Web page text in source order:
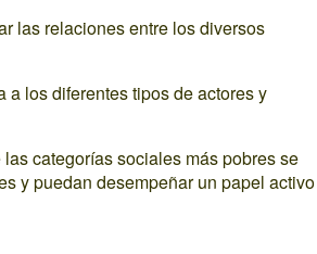
las relaciones entre los diversos
los diferentes tipos de actores y
categorías sociales más pobres se
y puedan desempeñar un papel activo